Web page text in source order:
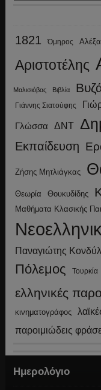
1821 Όμηρος
Αριστοτέλης
Μαλισιόβας Βιβλία
Γιάννης Σιατούφης
Γλώσσα ΔΝΤ
Εκπαίδευση
Ζήσης Μητλιάγκας
Θεωρία Θουκυδίδης
Μαθήματα Κλασικής
Παναγιώτης
Πόλεμος Τουρκία
ελληνικές
κινηματογράφος
παροιμιώδεις
Ημερολόγιο